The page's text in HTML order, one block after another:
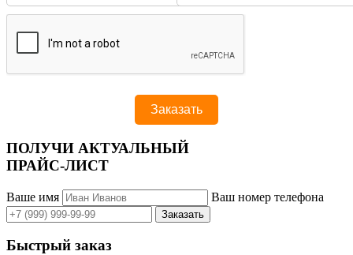
ПОЛУЧИ АКТУАЛЬНЫЙ
ПРАЙС-ЛИСТ
Ваше имя Ваш номер телефона
Быстрый заказ